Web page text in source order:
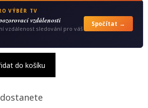
VÝBĚR TV
vzdálenosti
vzdálenost sledování pro váš
Spočítat →
do košíku